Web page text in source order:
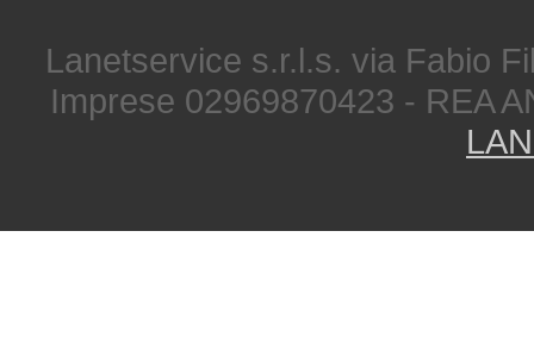
Lanetservice s.r.l.s. via Fabio
Imprese 02969870423 - REA